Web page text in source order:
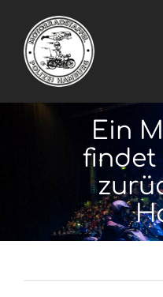
springen
Ein
findet